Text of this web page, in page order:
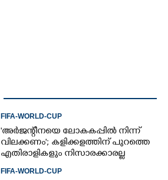
FIFA-WORLD-CUP
'അർജന്റീനയെ ലോകകപ്പിൽ നിന്ന്
വിലക്കണം'; കളിക്കളത്തിന് പുറത്തെ
എതിരാളികളും നിസാരക്കാരല്ല
FIFA-WORLD-CUP